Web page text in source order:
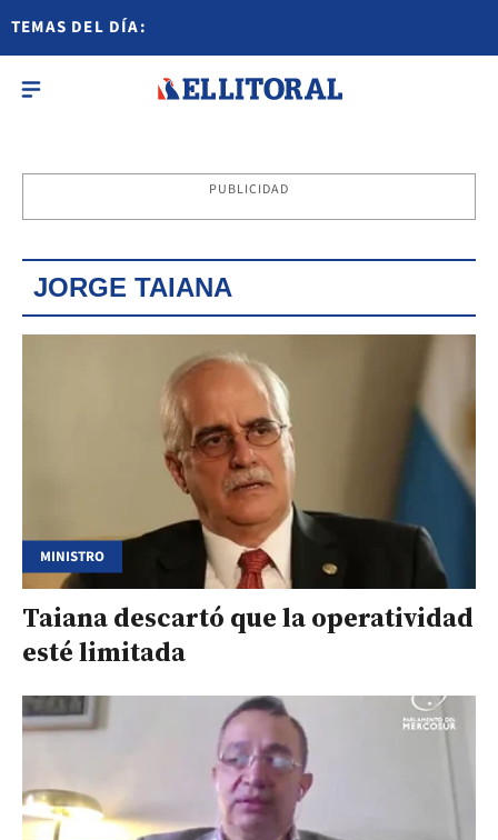
TEMAS DEL DÍA:
PUBLICIDAD
JORGE TAIANA
MINISTRO
Taiana descartó que la operatividad
esté limitada